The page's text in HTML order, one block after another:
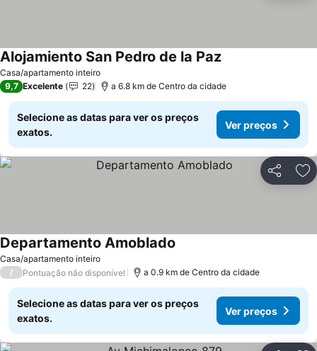
Casa/apartamento inteiro
Alojamiento San Pedro de la PazVer preços
9,7 Excelente 22 a 6.8 km de Centro da cidade
Selecione as datas para ver os preços
exatos.
Ver preços
Partilhar
Casa/apartamento inteiro
Departamento Amoblado
/ Pontuação não disponível a 0.9 km de Centro da cidade
Selecione as datas para ver os preços
exatos.
Ver preços